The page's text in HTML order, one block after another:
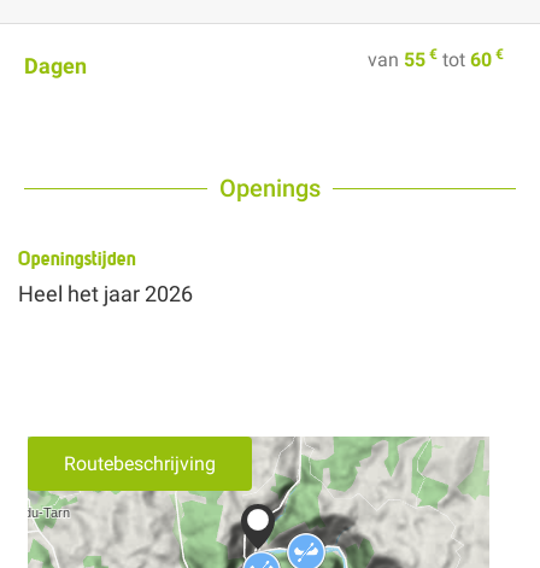
Dagen van 55 € tot 60 €
Openings
Openingstijden
Heel het jaar 2026
Routebeschrijving